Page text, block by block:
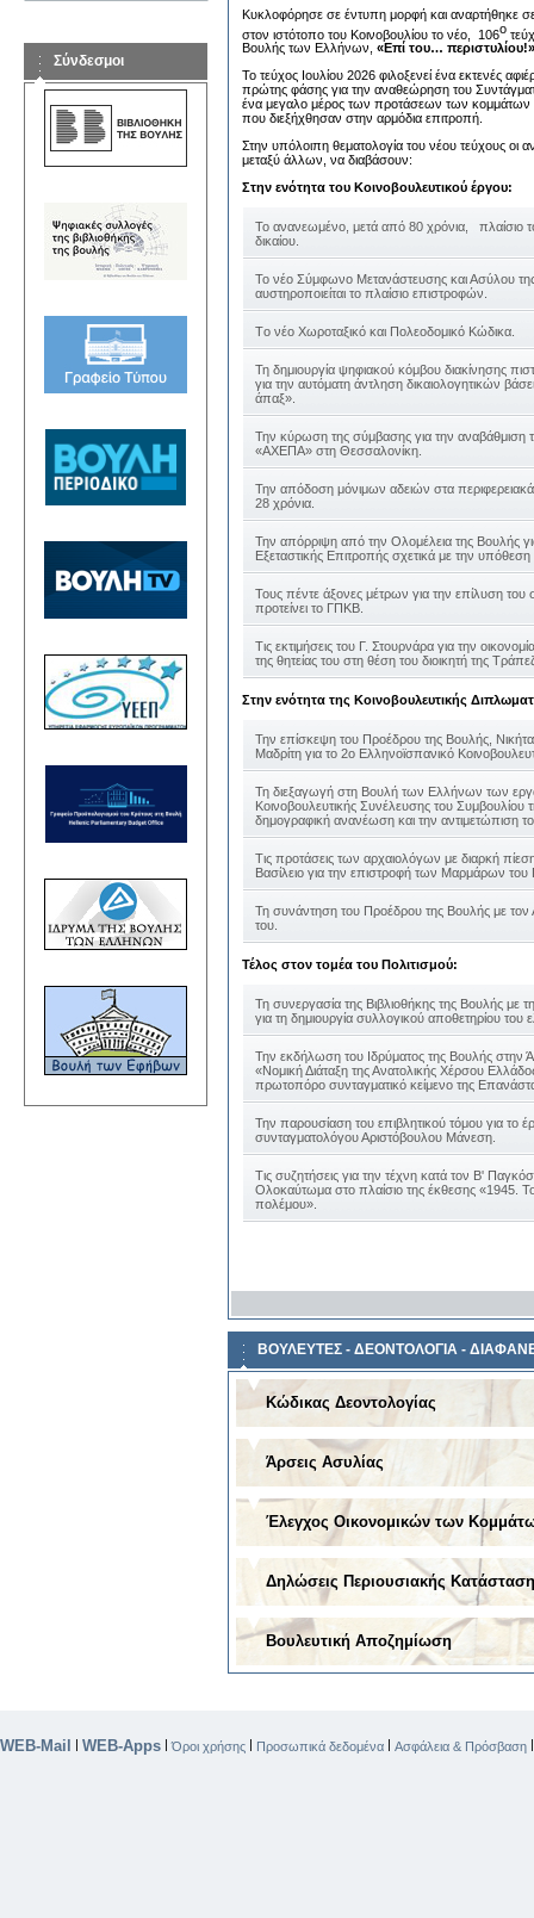
Σύνδεσμοι
Κυκλοφόρησε σε έντυπη μορφή και αναρτήθηκε
στον ιστότοπο του Κοινοβουλίου το νέο, 106ο
Βουλής των Ελλήνων, «Επί του… περιστυλίου!»
Το τεύχος Ιουλίου 2026 φιλοξενεί ένα εκτενές
πρώτης φάσης για την αναθεώρηση του
ένα μεγαλο μέρος των προτάσεων των
που διεξήχθησαν στην αρμόδια επιτροπή.
Στην υπόλοιπη θεματολογία του νέου τεύχους οι
μεταξύ άλλων, να διαβάσουν:
Στην ενότητα του Κοινοβουλευτικού έργου:
Το ανανεωμένο, μετά από 80 χρόνια, πλαίσιο
δικαίου.
Το νέο Σύμφωνο Μετανάστευσης και Ασύλου
αυστηροποιείται το πλαίσιο επιστροφών.
Tο νέο Χωροταξικό και Πολεοδομικό Κώδικα.
Τη δημιουργία ψηφιακού κόμβου διακίνησης
για την αυτόματη άντληση δικαιολογητικών
άπαξ».
Την κύρωση της σύμβασης για την αναβάθμιση
«ΑΧΕΠΑ» στη Θεσσαλονίκη.
Την απόδοση μόνιμων αδειών στα
28 χρόνια.
Την απόρριψη από την Ολομέλεια της Βουλής
Εξεταστικής Επιτροπής σχετικά με την
Τους πέντε άξονες μέτρων για την επίλυση του
προτείνει το ΓΠΚΒ.
Τις εκτιμήσεις του Γ. Στουρνάρα για την
της θητείας του στη θέση του διοικητή της
Στην ενότητα της Κοινοβουλευτικής
Την επίσκεψη του Προέδρου της Βουλής,
Μαδρίτη για το 2ο Ελληνοϊσπανικό
Τη διεξαγωγή στη Βουλή των Ελλήνων των
Κοινοβουλευτικής Συνέλευσης του Συμβουλίου
δημογραφική ανανέωση και την αντιμετώπιση
Τις προτάσεις των αρχαιολόγων με διαρκή
Βασίλειο για την επιστροφή των Μαρμάρων
Τη συνάντηση του Προέδρου της Βουλής με
του.
Τέλος στον τομέα του Πολιτισμού:
Τη συνεργασία της Βιβλιοθήκης της Βουλής με
για τη δημιουργία συλλογικού αποθετηρίου του
Την εκδήλωση του Ιδρύματος της Βουλής στην
«Νομική Διάταξη της Ανατολικής Χέρσου
πρωτοπόρο συνταγματικό κείμενο της
Την παρουσίαση του επιβλητικού τόμου για το
συνταγματολόγου Αριστόβουλου Μάνεση.
Τις συζητήσεις για την τέχνη κατά τον Β'
Ολοκαύτωμα στο πλαίσιο της έκθεσης «1945.
πολέμου».
ΒΟΥΛΕΥΤΕΣ - ΔΕΟΝΤΟΛΟΓΙΑ -
Κώδικας Δεοντολογίας
Άρσεις Ασυλίας
Έλεγχος Οικονομικών των
Δηλώσεις Περιουσιακής
Βουλευτική Αποζημίωση
WEB-Mail WEB-Apps |Όροι χρήσης Προσωπικά δεδομένα Ασφάλεια & Πρόσβαση